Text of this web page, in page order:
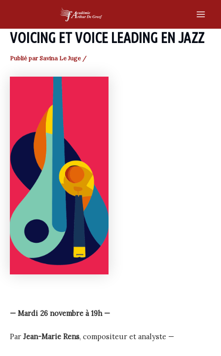
content
VOICING ET VOICE LEADING EN JAZZ
Publié par Savina Le Juge /
— Mardi 26 novembre à 19h —
Par Jean-Marie Rens, compositeur et analyste —